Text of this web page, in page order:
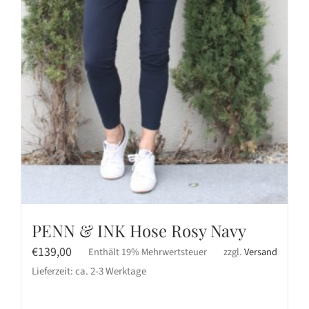
PENN & INK Hose Rosy Navy
€139,00 Enthält 19% Mehrwertsteuer zzgl.Versand
Lieferzeit: ca. 2-3 Werktage